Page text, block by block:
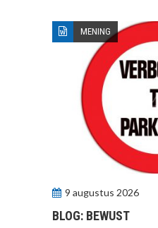
MENING
9 augustus 2026
BLOG: BEWUST